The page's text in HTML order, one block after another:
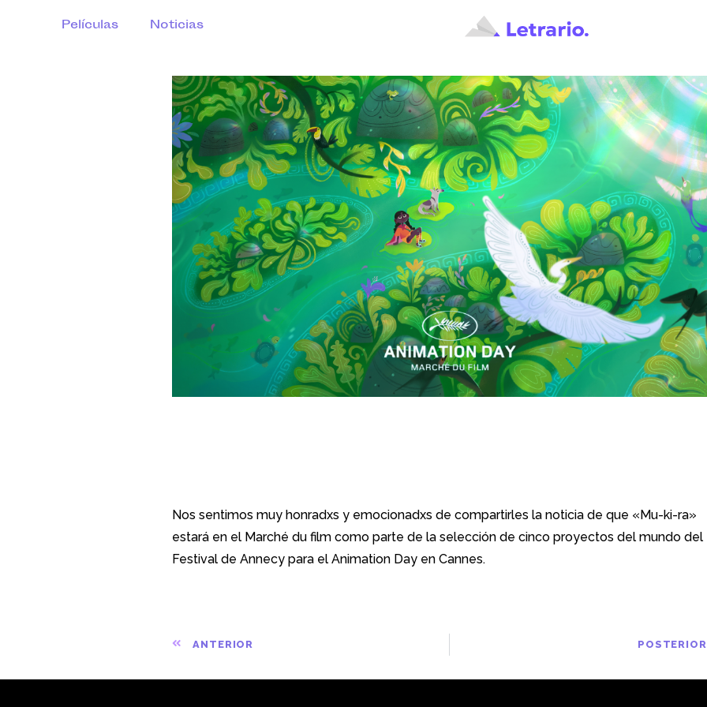
Películas Noticias
Nos sentimos muy honradxs y emocionadxs de compartirles la noticia de que «Mu-ki-ra»
estará en el Marché du film como parte de la selección de cinco proyectos del mundo del
Festival de Annecy para el Animation Day en Cannes.
ANTERIOR POSTERIOR